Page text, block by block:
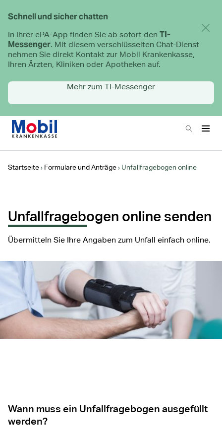
Schnell und sicher chatten
In Ihrer ePA-App finden Sie ab sofort den TI-
Messenger. Mit diesem verschlüsselten Chat-Dienst
nehmen Sie direkt Kontakt zur Mobil Krankenkasse,
Ihren Ärzten, Kliniken oder Apotheken auf.
Mehr zum TI-Messenger
Hauptnavigation
Suchen
Startseite Formulare und Anträge Unfallfragebogen online
Unfallfragebogen online senden
Übermitteln Sie Ihre Angaben zum Unfall einfach online.
Wann muss ein Unfallfragebogen ausgefüllt
werden?